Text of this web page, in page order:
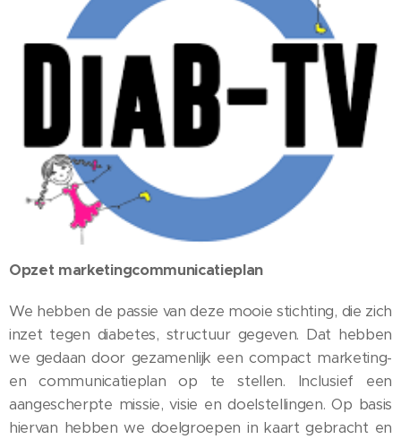
Opzet marketingcommunicatieplan
We hebben de passie van deze mooie stichting, die zich
inzet tegen diabetes, structuur gegeven. Dat hebben
we gedaan door gezamenlijk een compact marketing-
en communicatieplan op te stellen. Inclusief een
aangescherpte missie, visie en doelstellingen. Op basis
hiervan hebben we doelgroepen in kaart gebracht en